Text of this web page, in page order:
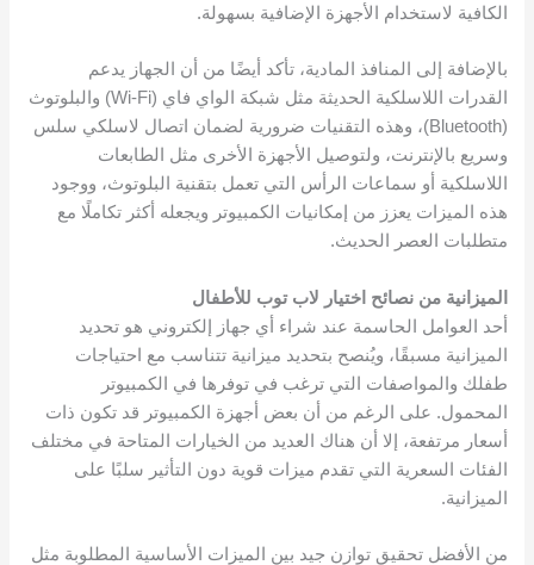
الكافية لاستخدام الأجهزة الإضافية بسهولة.
بالإضافة إلى المنافذ المادية، تأكد أيضًا من أن الجهاز يدعم
القدرات اللاسلكية الحديثة مثل شبكة الواي فاي (Wi-Fi) والبلوتوث
(Bluetooth)، وهذه التقنيات ضرورية لضمان اتصال لاسلكي سلس
وسريع بالإنترنت، ولتوصيل الأجهزة الأخرى مثل الطابعات
اللاسلكية أو سماعات الرأس التي تعمل بتقنية البلوتوث، ووجود
هذه الميزات يعزز من إمكانيات الكمبيوتر ويجعله أكثر تكاملًا مع
متطلبات العصر الحديث.
الميزانية من نصائح اختيار لاب توب للأطفال
أحد العوامل الحاسمة عند شراء أي جهاز إلكتروني هو تحديد
الميزانية مسبقًا، ويُنصح بتحديد ميزانية تتناسب مع احتياجات
طفلك والمواصفات التي ترغب في توفرها في الكمبيوتر
المحمول. على الرغم من أن بعض أجهزة الكمبيوتر قد تكون ذات
أسعار مرتفعة، إلا أن هناك العديد من الخيارات المتاحة في مختلف
الفئات السعرية التي تقدم ميزات قوية دون التأثير سلبًا على
الميزانية.
من الأفضل تحقيق توازن جيد بين الميزات الأساسية المطلوبة مثل